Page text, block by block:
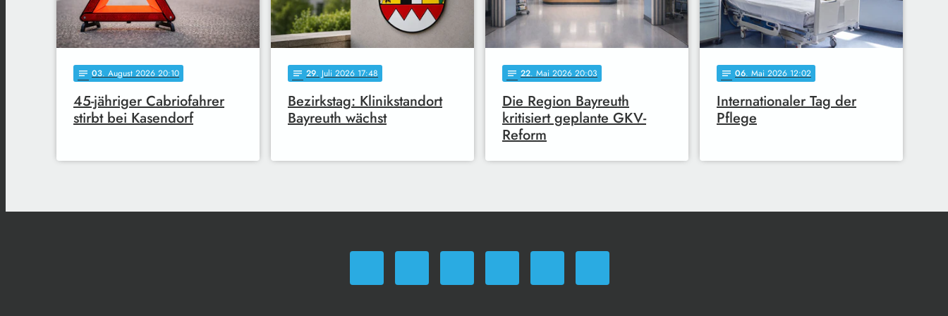
notes 03. August 2026 20:10
45-jähriger Cabriofahrer
stirbt bei Kasendorf
notes 29. Juli 2026 17:48
Bezirkstag: Klinikstandort
Bayreuth wächst
notes 22. Mai 2026 20:03
Die Region Bayreuth
kritisiert geplante GKV-
Reform
notes 06. Mai 2026 12:02
Internationaler Tag der
Pflege